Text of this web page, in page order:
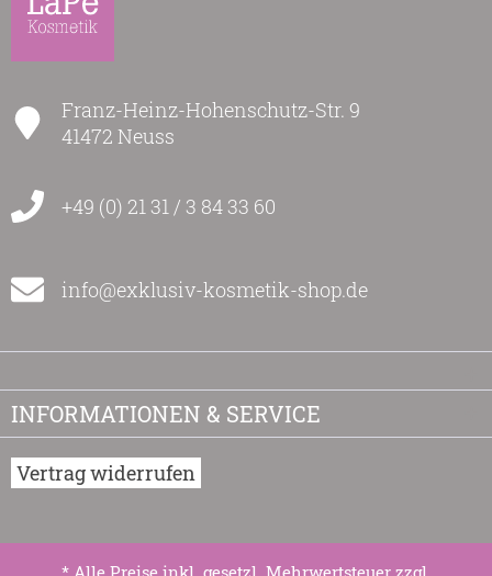
Franz-Heinz-Hohenschutz-Str. 9
41472 Neuss
+49 (0) 21 31 / 3 84 33 60
info@exklusiv-kosmetik-shop.de
INFORMATIONEN & SERVICE
Vertrag widerrufen
* Alle Preise inkl. gesetzl. Mehrwertsteuer zzgl.